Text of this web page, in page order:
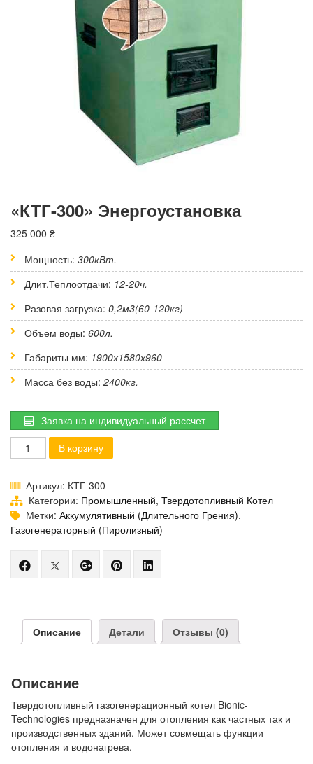
«КТГ-300» Энергоустановка
325 000 ₴
Мощность: 300кВт.
Длит.Теплоотдачи: 12-20ч.
Разовая загрузка: 0,2м3(60-120кг)
Объем воды: 600л.
Габариты мм: 1900х1580х960
Масса без воды: 2400кг.
Заявка на индивидуальный рассчет
Количество
товара
Энергоустановка
В корзину
Артикул: КТГ-300
Категории: Промышленный, Твердотопливный Котел
Метки: Аккумулятивный (длительного Грения),
Газогенераторный (пиролизный)
Share
"«КТГ-300»
on
Facebook
Post
status
Энергоустановка"
on
Twitter
Share
"«КТГ-300»
on
Google
Plus
"«КТГ-300»
on
Pinterest
Share
"«КТГ-300»
on
LinkedIn
Описание Детали Отзывы (0)
Описание
Твердотопливный газогенерационный котел Bionic-
Technologies предназначен для отопления как частных так и
производственных зданий. Может совмещать функции
отопления и водонагрева.